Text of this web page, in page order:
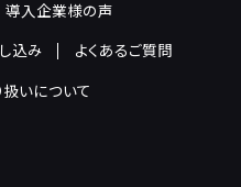
導入企業様の声
込み よくあるご質問
いについて